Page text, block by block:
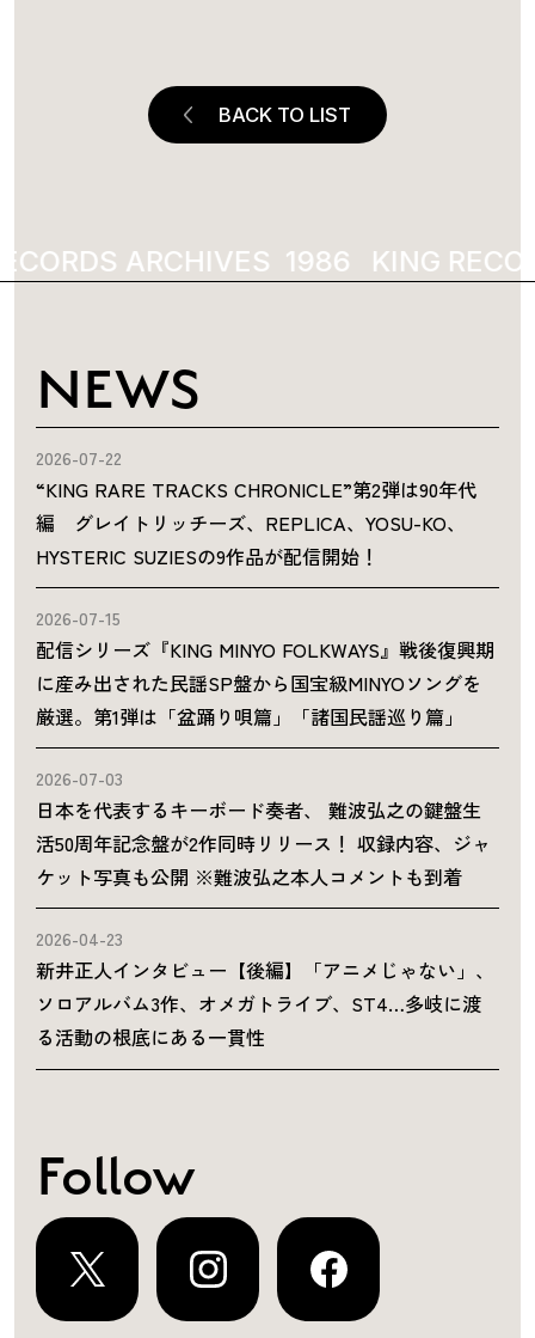
BACK TO LIST
ARCHIVES 1986 KING
NEWS
2026-07-22
“KING RARE TRACKS CHRONICLE”第2弾は90年代
編 グレイトリッチーズ、REPLICA、YOSU-KO、
HYSTERIC SUZIESの9作品が配信開始！
2026-07-15
配信シリーズ『KING MINYO FOLKWAYS』戦後復興期
に産み出された民謡SP盤から国宝級MINYOソングを
厳選。第1弾は「盆踊り唄篇」「諸国民謡巡り篇」
2026-07-03
日本を代表するキーボード奏者、 難波弘之の鍵盤生
活50周年記念盤が2作同時リリース！ 収録内容、ジャ
ケット写真も公開 ※難波弘之本人コメントも到着
2026-04-23
新井正人インタビュー【後編】「アニメじゃない」、
ソロアルバム3作、オメガトライブ、ST4…多岐に渡
る活動の根底にある一貫性
Follow